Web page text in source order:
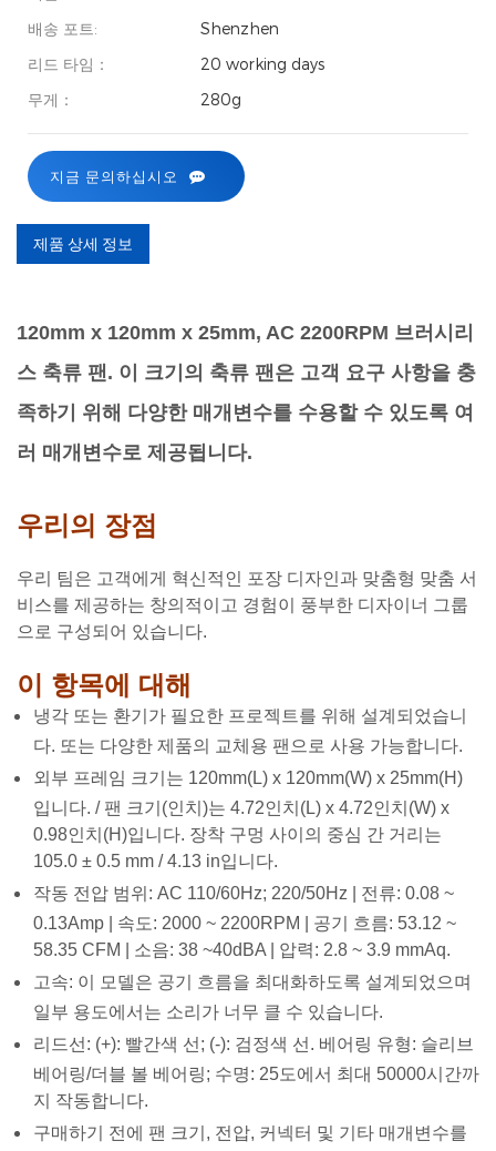
배송 포트:
Shenzhen
리드 타임：
20 working days
무게：
280g
지금 문의하십시오
제품 상세 정보
120mm x 120mm x 25mm, AC 2200RPM 브러시리
스 축류 팬. 이 크기의 축류 팬은 고객 요구 사항을 충
족하기 위해 다양한 매개변수를 수용할 수 있도록 여
러 매개변수로 제공됩니다.
우리의 장점
우리 팀은 고객에게 혁신적인 포장 디자인과 맞춤형 맞춤 서
비스를 제공하는 창의적이고 경험이 풍부한 디자이너 그룹
으로 구성되어 있습니다.
이 항목에 대해
냉각 또는 환기가 필요한 프로젝트를 위해 설계되었습니
다. 또는 다양한 제품의 교체용 팬으로 사용 가능합니다.
외부 프레임 크기는 120mm(L) x 120mm(W) x 25mm(H)
입니다. / 팬 크기(인치)는 4.72인치(L) x 4.72인치(W) x
0.98인치(H)입니다. 장착 구멍 사이의 중심 간 거리는
105.0 ± 0.5 mm / 4.13 in입니다.
작동 전압 범위: AC 110/60Hz; 220/50Hz | 전류: 0.08 ~
0.13Amp | 속도: 2000 ~ 2200RPM | 공기 흐름: 53.12 ~
58.35 CFM | 소음: 38 ~40dBA | 압력: 2.8 ~ 3.9 mmAq.
고속: 이 모델은 공기 흐름을 최대화하도록 설계되었으며
일부 용도에서는 소리가 너무 클 수 있습니다.
리드선: (+): 빨간색 선; (-): 검정색 선. 베어링 유형: 슬리브
베어링/더블 볼 베어링; 수명: 25도에서 최대 50000시간까
지 작동합니다.
구매하기 전에 팬 크기, 전압, 커넥터 및 기타 매개변수를